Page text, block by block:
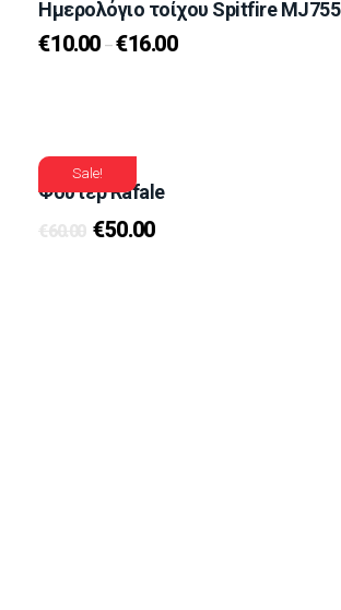
Ημερολόγιο τοίχου Spitfire MJ755
€10.00–€16.00
Sale!
Φούτερ Rafale
€60.00 €50.00